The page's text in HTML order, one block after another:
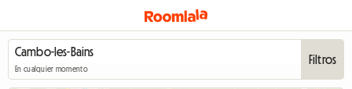
En cualquier momento
Filtros